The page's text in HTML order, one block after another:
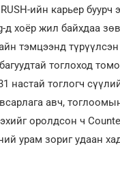
ийн карьер буурч
д хоёр жил байхдаа
тэмцээнд
тоглоход
настай тоглогч
авч,
оролдсон ч
урам зориг удаан